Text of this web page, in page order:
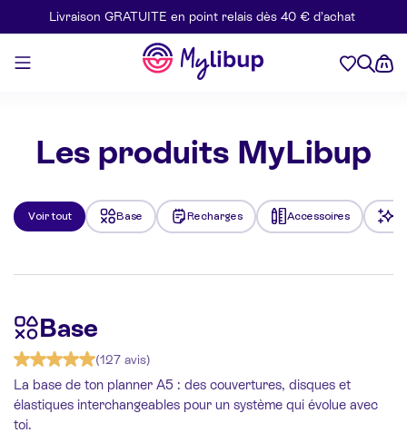
Aller au contenu
Livraison GRATUITE en point relais dès 40 € d’achat
Mylibup
Les produits MyLibup
Voir tout Base Recharges Accessoires
Base
(127 avis)
La base de ton planner A5 : des couvertures, disques et
élastiques interchangeables pour un système qui évolue avec
toi.